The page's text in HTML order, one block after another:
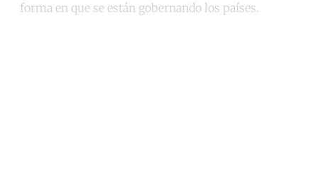
forma en que se están gobernando los países.